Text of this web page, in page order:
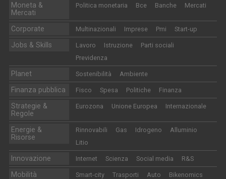
Moneta &
Mercati
Politica monetaria Bce Banche Mercati
Corporate Multinazionali Imprese Pmi Start-up
Jobs & Skills Lavoro Istruzione
Parti sociali
Previdenza
Planet Sostenibilità Ambiente
Finanza pubblica Fisco Spesa Politiche Finanza
Strategie &
Regole
Eurozona Unione Europea Internazionale
Energie &
Risorse
Rinnovabili Gas Idrogeno
Alluminio
Litio
Innovazione Internet Scienza Social media R&S
Mobilità Smart-city Trasporti Auto Bikenomics